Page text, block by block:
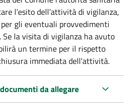
l’esito dell’attività di vigilanza,
gli eventuali provvedimenti
la visita di vigilanza ha avuto
un termine per il rispetto
immediata dell'attività.
da allegare